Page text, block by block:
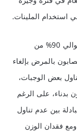
استخدام الملينات.
وكلا الاضطرابين يبدآن في سن المراهقة، وحوالي 90% من
بالمرض بإلغاء
بعض الوجبات،
بدناء، على الرغم
بين عدم تناول
فقدان الوزن